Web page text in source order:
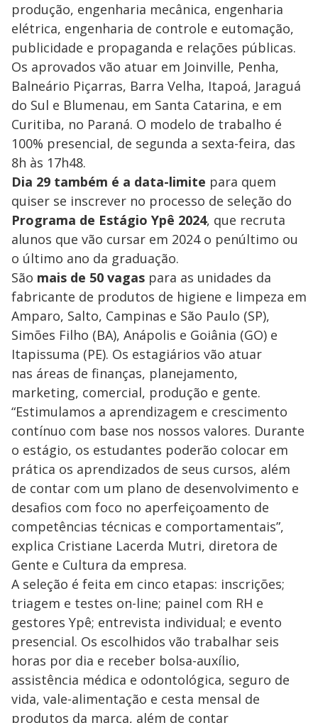
produção, engenharia mecânica, engenharia
elétrica, engenharia de controle e eutomação,
publicidade e propaganda e relações públicas.
Os aprovados vão atuar em Joinville, Penha,
Balneário Piçarras, Barra Velha, Itapoá, Jaraguá
do Sul e Blumenau, em Santa Catarina, e em
Curitiba, no Paraná. O modelo de trabalho é
100% presencial, de segunda a sexta-feira, das
8h às 17h48.
Dia 29 também é a data-limite para quem
quiser se inscrever no processo de seleção do
Programa de Estágio Ypê 2024, que recruta
alunos que vão cursar em 2024 o penúltimo ou
o último ano da graduação.
São mais de 50 vagas para as unidades da
fabricante de produtos de higiene e limpeza em
Amparo, Salto, Campinas e São Paulo (SP),
Simões Filho (BA), Anápolis e Goiânia (GO) e
Itapissuma (PE). Os estagiários vão atuar
nas áreas de finanças, planejamento,
marketing, comercial, produção e gente.
“Estimulamos a aprendizagem e crescimento
contínuo com base nos nossos valores. Durante
o estágio, os estudantes poderão colocar em
prática os aprendizados de seus cursos, além
de contar com um plano de desenvolvimento e
desafios com foco no aperfeiçoamento de
competências técnicas e comportamentais”,
explica Cristiane Lacerda Mutri, diretora de
Gente e Cultura da empresa.
A seleção é feita em cinco etapas: inscrições;
triagem e testes on-line; painel com RH e
gestores Ypê; entrevista individual; e evento
presencial. Os escolhidos vão trabalhar seis
horas por dia e receber bolsa-auxílio,
assistência médica e odontológica, seguro de
vida, vale-alimentação e cesta mensal de
produtos da marca, além de contar